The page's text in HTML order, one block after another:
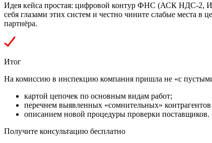
Идея кейса простая: цифровой контур ФНС (АСК НДС‑2,
себя глазами этих систем и честно чините слабые места в
партнёра.
Итог
На комиссию в инспекцию компания пришла не «с
картой цепочек по основным видам работ;
перечнем выявленных «сомнительных»
описанием новой процедуры проверки поставщиков.
Получите консультацию бесплатно